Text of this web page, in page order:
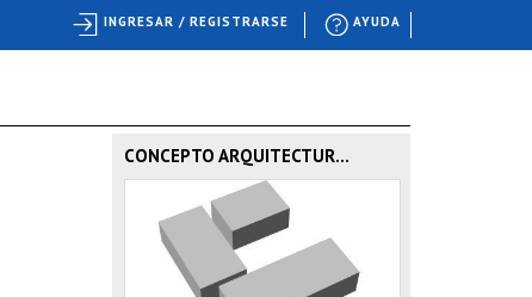
CONCEPTO ARQUITECTUR...
AYUDA
INGRESAR / REGISTRARSE